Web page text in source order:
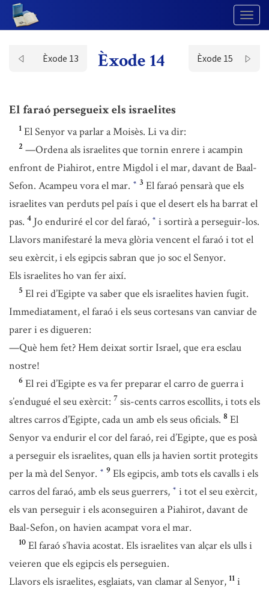
Èxode 13 Èxode 14 Èxode 15
El faraó persegueix els israelites
1 El Senyor va parlar a Moisès. Li va dir:
2 —Ordena als israelites que tornin enrere i acampin
enfront de Piahirot, entre Migdol i el mar, davant de Baal-
Sefon. Acampeu vora el mar. * 3 El faraó pensarà que els
israelites van perduts pel país i que el desert els ha barrat el
pas. 4 Jo enduriré el cor del faraó, * i sortirà a perseguir-los.
Llavors manifestaré la meva glòria vencent el faraó i tot el
seu exèrcit, i els egipcis sabran que jo soc el Senyor.
Els israelites ho van fer així.
5 El rei d’Egipte va saber que els israelites havien fugit.
Immediatament, el faraó i els seus cortesans van canviar de
parer i es digueren:
—Què hem fet? Hem deixat sortir Israel, que era esclau
nostre!
6 El rei d’Egipte es va fer preparar el carro de guerra i
s’endugué el seu exèrcit: 7 sis-cents carros escollits, i tots els
altres carros d’Egipte, cada un amb els seus oficials. 8 El
Senyor va endurir el cor del faraó, rei d’Egipte, que es posà
a perseguir els israelites, quan ells ja havien sortit protegits
per la mà del Senyor. * 9 Els egipcis, amb tots els cavalls i els
carros del faraó, amb els seus guerrers, * i tot el seu exèrcit,
els van perseguir i els aconseguiren a Piahirot, davant de
Baal-Sefon, on havien acampat vora el mar.
10 El faraó s’havia acostat. Els israelites van alçar els ulls i
veieren que els egipcis els perseguien.
Llavors els israelites, esglaiats, van clamar al Senyor, 11 i